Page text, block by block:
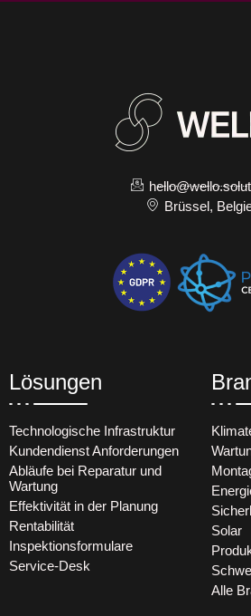
Brüssel,
Lösungen
Technologische Infrastruktur
Kundendienst Anforderungen
Abläufe bei Reparatur und
Wartung
Effektivität in der Planung
Rentabilität
Inspektionsformulare
Service-Desk
Solar
Alle